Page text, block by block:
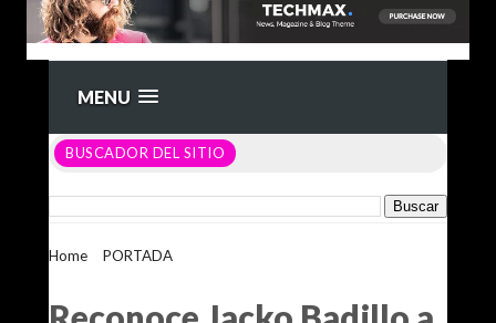
MENU
BUSCADOR DEL SITIO
Home PORTADA